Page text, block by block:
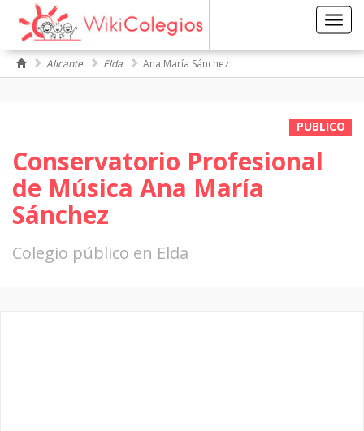
Alicante Elda Ana María Sánchez
PUBLICO
Conservatorio Profesional
de Música Ana María
Sánchez
Colegio público en Elda